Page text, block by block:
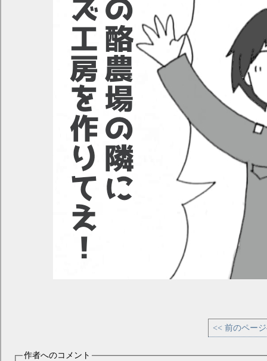
<< 前のペー
作者へのコメント